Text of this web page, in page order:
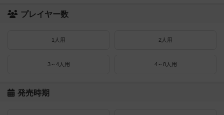
プレイヤー数
1人用 2人用
3～4人用 4～8人用
発売時期